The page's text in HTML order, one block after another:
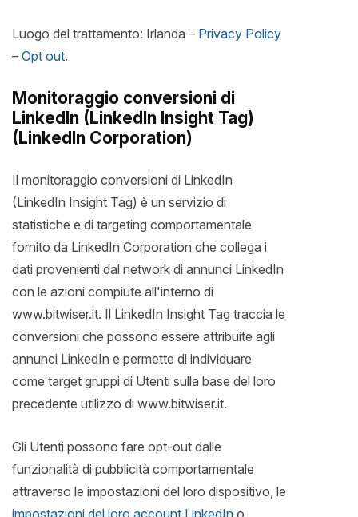
Luogo del trattamento: Irlanda – Privacy Policy
– Opt out.
Monitoraggio conversioni di
LinkedIn (LinkedIn Insight Tag)
(LinkedIn Corporation)
Il monitoraggio conversioni di LinkedIn
(LinkedIn Insight Tag) è un servizio di
statistiche e di targeting comportamentale
fornito da LinkedIn Corporation che collega i
dati provenienti dal network di annunci LinkedIn
con le azioni compiute all'interno di
www.bitwiser.it. Il LinkedIn Insight Tag traccia le
conversioni che possono essere attribuite agli
annunci LinkedIn e permette di individuare
come target gruppi di Utenti sulla base del loro
precedente utilizzo di www.bitwiser.it.
Gli Utenti possono fare opt-out dalle
funzionalità di pubblicità comportamentale
attraverso le impostazioni del loro dispositivo, le
impostazioni del loro account LinkedIn o